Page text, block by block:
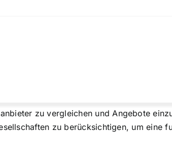
zu vergleichen und Angebote
zu berücksichtigen, um eine